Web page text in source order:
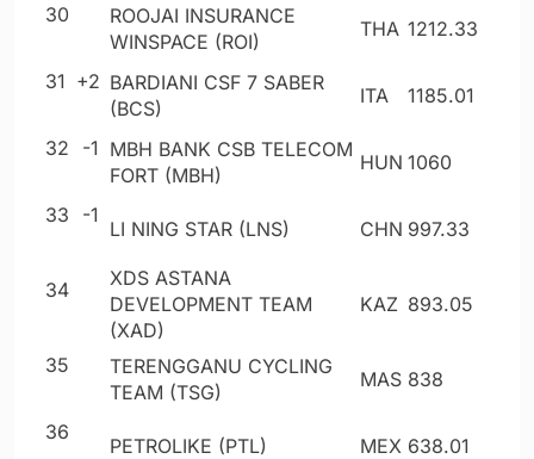
30
ROOJAI INSURANCE
WINSPACE (ROI)
THA 1212.33
31 +2 BARDIANI CSF 7 SABER
(BCS)
ITA 1185.01
32 -1 MBH BANK CSB TELECOM
FORT (MBH)
HUN 1060
33 -1
LI NING STAR (LNS) CHN 997.33
34
XDS ASTANA
DEVELOPMENT TEAM
(XAD)
KAZ 893.05
35
TERENGGANU CYCLING
TEAM (TSG)
MAS 838
36
PETROLIKE (PTL) MEX 638.01